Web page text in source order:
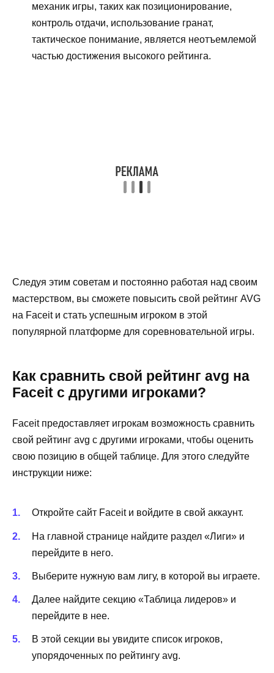
механик игры, таких как позиционирование,
контроль отдачи, использование гранат,
тактическое понимание, является неотъемлемой
частью достижения высокого рейтинга.
Следуя этим советам и постоянно работая над своим
мастерством, вы сможете повысить свой рейтинг AVG
на Faceit и стать успешным игроком в этой
популярной платформе для соревновательной игры.
Как сравнить свой рейтинг avg на
Faceit с другими игроками?
Faceit предоставляет игрокам возможность сравнить
свой рейтинг avg с другими игроками, чтобы оценить
свою позицию в общей таблице. Для этого следуйте
инструкции ниже:
Откройте сайт Faceit и войдите в свой аккаунт.
На главной странице найдите раздел «Лиги» и
перейдите в него.
Выберите нужную вам лигу, в которой вы играете.
Далее найдите секцию «Таблица лидеров» и
перейдите в нее.
В этой секции вы увидите список игроков,
упорядоченных по рейтингу avg.